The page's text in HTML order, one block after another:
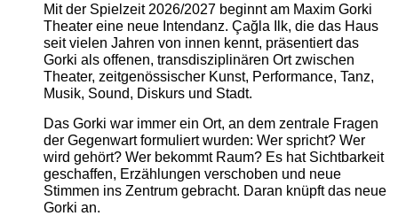
Mit der Spielzeit 2026/2027 beginnt am Maxim Gorki
Theater eine neue Intendanz. Çağla Ilk, die das Haus
seit vielen Jahren von innen kennt, präsentiert das
Gorki als offenen, transdisziplinären Ort zwischen
Theater, zeitgenössischer Kunst, Performance, Tanz,
Musik, Sound, Diskurs und Stadt.
Das Gorki war immer ein Ort, an dem zentrale Fragen
der Gegenwart formuliert wurden: Wer spricht? Wer
wird gehört? Wer bekommt Raum? Es hat Sichtbarkeit
geschaffen, Erzählungen verschoben und neue
Stimmen ins Zentrum gebracht. Daran knüpft das neue
Gorki an.